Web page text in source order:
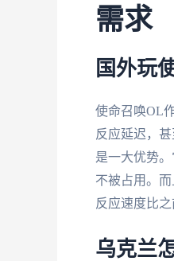
需求
国外玩
使命召唤OL
反应延迟，
是一大优势
不被占用。
反应速度比
乌克兰